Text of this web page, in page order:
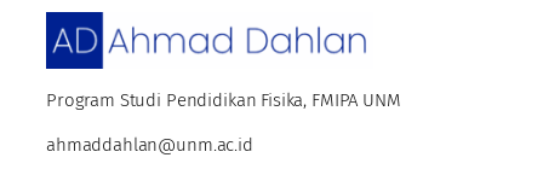
Program Studi Pendidikan Fisika, FMIPA UNM
ahmaddahlan@unm.ac.id